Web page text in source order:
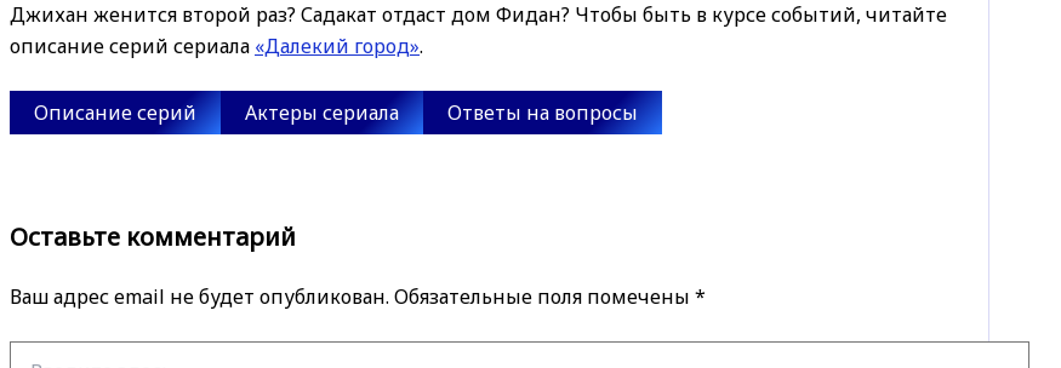
Джихан женится второй раз? Садакат отдаст дом Фидан? Чтобы быть в курсе событий, читайте
описание серий сериала «Далекий город».
Описание серий Актеры сериала Ответы на вопросы
Оставьте комментарий
Ваш адрес email не будет опубликован. Обязательные поля помечены *